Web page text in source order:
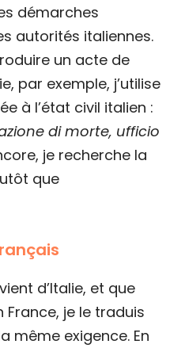
démarches
autorités italiennes.
un acte de
par exemple, j’utilise
à l’état civil italien :
di morte, ufficio
je recherche la
que
d’Italie, et que
France, je le traduis
même exigence. En